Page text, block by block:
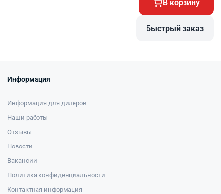
В корзину
Быстрый заказ
Информация
Информация для дилеров
Наши работы
Отзывы
Новости
Вакансии
Политика конфиденциальности
Контактная информация